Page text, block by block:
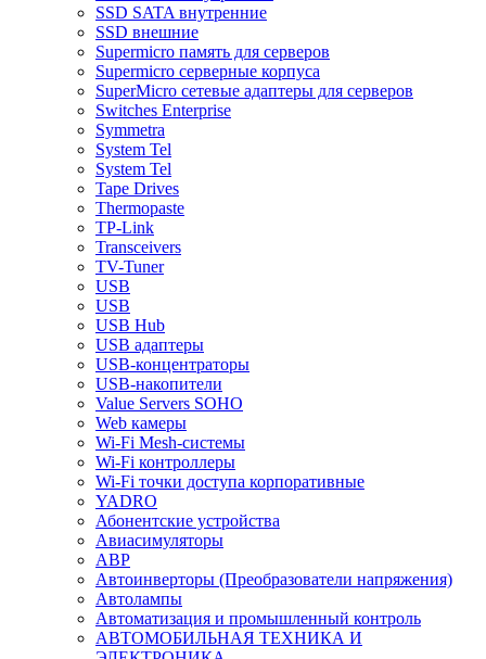
SSD SATA внутренние
SSD внешние
Supermicro память для серверов
Supermicro серверные корпуса
SuperMicro сетевые адаптеры для серверов
Switches Enterprise
Symmetra
System Tel
System Tel
Tape Drives
Thermopaste
TP-Link
Transceivers
TV-Tuner
USB
USB
USB Hub
USB адаптеры
USB-концентраторы
USB-накопители
Value Servers SOHO
Web камеры
Wi-Fi Mesh-системы
Wi-Fi контроллеры
Wi-Fi точки доступа корпоративные
YADRO
Абонентские устройства
Авиасимуляторы
АВР
Автоинверторы (Преобразователи напряжения)
Автолампы
Автоматизация и промышленный контроль
АВТОМОБИЛЬНАЯ ТЕХНИКА И